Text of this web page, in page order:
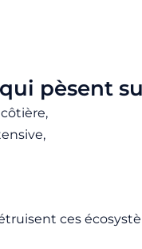
pèsent
ces